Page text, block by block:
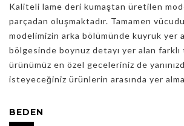
Kaliteli lame deri kumaştan üretilen
parçadan oluşmaktadır. Tamamen
modelimizin arka bölümünde kuyruk yer
bölgesinde boynuz detayı yer alan farklı
ürünümüz en özel geceleriniz de
isteyeceğiniz ürünlerin arasında yer
BEDEN